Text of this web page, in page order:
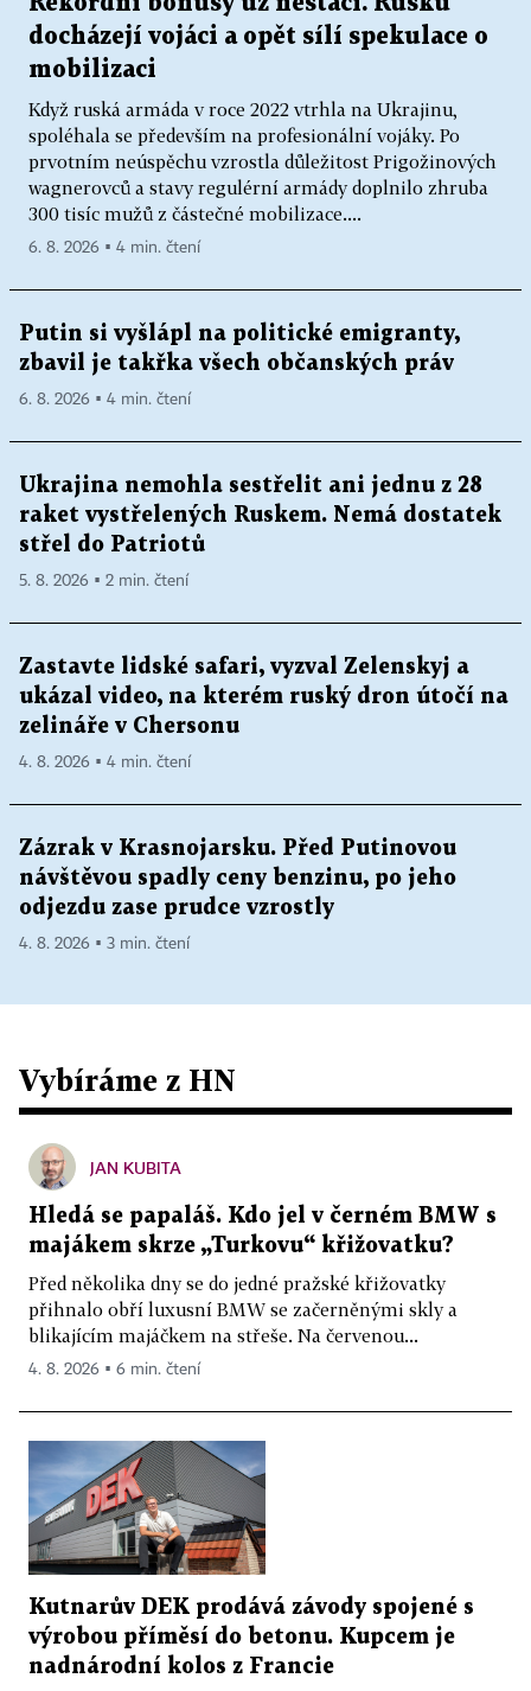
docházejí vojáci a opět sílí spekulace o
mobilizaci
Když ruská armáda v roce 2022 vtrhla na Ukrajinu,
spoléhala se především na profesionální vojáky. Po
prvotním neúspěchu vzrostla důležitost Prigožinových
wagnerovců a stavy regulérní armády doplnilo zhruba
300 tisíc mužů z částečné mobilizace....
6. 8. 2026 ▪ 4 min. čtení
Putin si vyšlápl na politické emigranty,
zbavil je takřka všech občanských práv
6. 8. 2026 ▪ 4 min. čtení
Ukrajina nemohla sestřelit ani jednu z 28
raket vystřelených Ruskem. Nemá dostatek
střel do Patriotů
5. 8. 2026 ▪ 2 min. čtení
Zastavte lidské safari, vyzval Zelenskyj a
ukázal video, na kterém ruský dron útočí na
zelináře v Chersonu
4. 8. 2026 ▪ 4 min. čtení
Zázrak v Krasnojarsku. Před Putinovou
návštěvou spadly ceny benzinu, po jeho
odjezdu zase prudce vzrostly
4. 8. 2026 ▪ 3 min. čtení
Vybíráme z HN
JAN KUBITA
Hledá se papaláš. Kdo jel v černém BMW s
majákem skrze „Turkovu“ křižovatku?
Před několika dny se do jedné pražské křižovatky
přihnalo obří luxusní BMW se začerněnými skly a
blikajícím majáčkem na střeše. Na červenou...
4. 8. 2026 ▪ 6 min. čtení
Kutnarův DEK prodává závody spojené s
výrobou příměsí do betonu. Kupcem je
nadnárodní kolos z Francie